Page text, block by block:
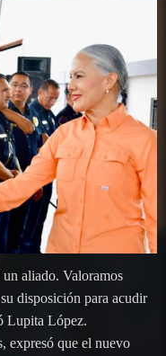
un aliado. Valoramos
disposición para acudir
Lupita López.
expresó que el nuevo